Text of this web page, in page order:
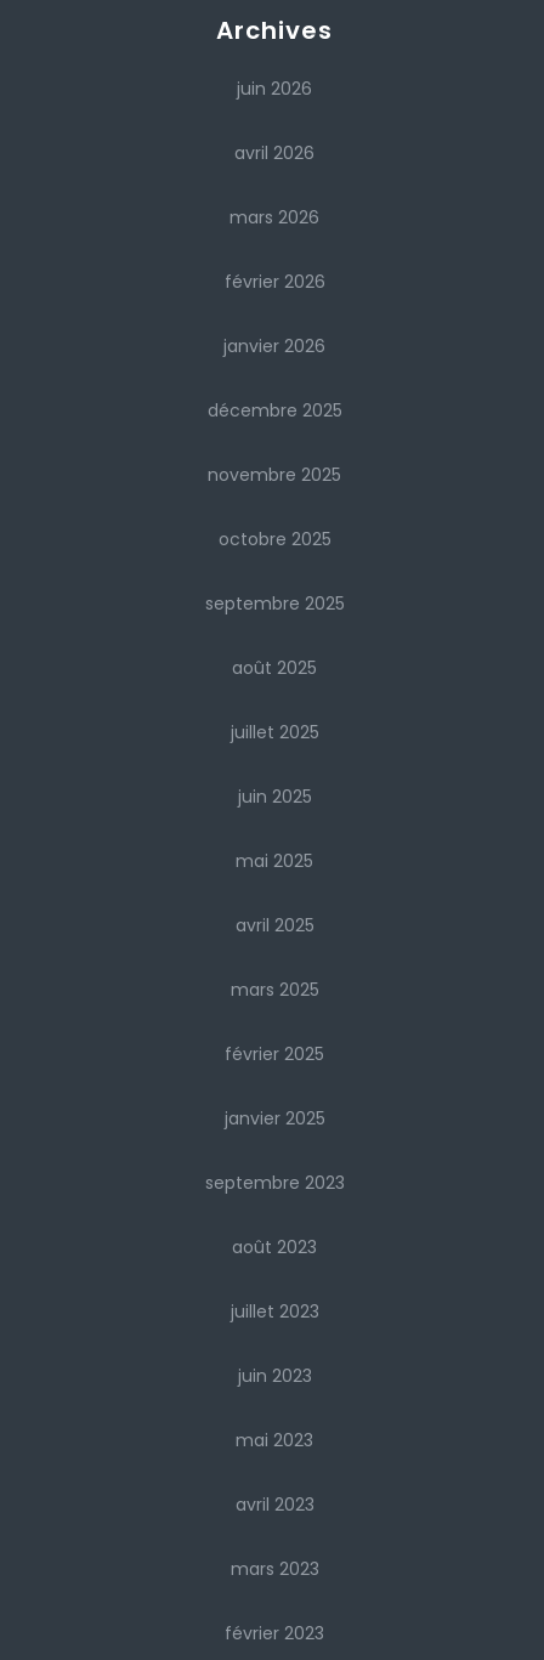
Archives
juin 2026
avril 2026
mars 2026
février 2026
janvier 2026
décembre 2025
novembre 2025
octobre 2025
septembre 2025
août 2025
juillet 2025
juin 2025
mai 2025
avril 2025
mars 2025
février 2025
janvier 2025
septembre 2023
août 2023
juillet 2023
juin 2023
mai 2023
avril 2023
mars 2023
février 2023